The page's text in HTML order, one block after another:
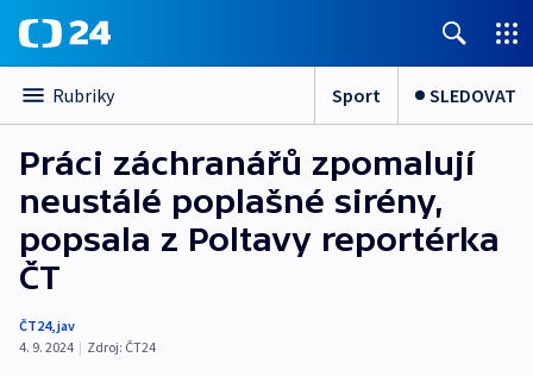
Rubriky Sport SLEDOVAT
Práci záchranářů zpomalují
neustálé poplašné sirény,
popsala z Poltavy reportérka
ČT
ČT24,jav
4. 9. 2024 | Zdroj: ČT24